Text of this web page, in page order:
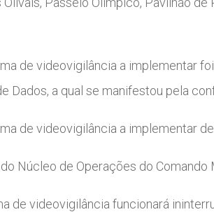
de videovigilância a implementar
Dados, a qual se manifestou pela
de videovigilância a implementar
do Núcleo de Operações do
de videovigilância funcionará